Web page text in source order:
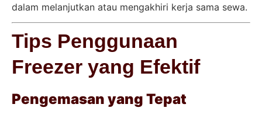
dalam melanjutkan atau mengakhiri kerja sama sewa.
Tips Penggunaan
Freezer yang Efektif
Pengemasan yang Tepat